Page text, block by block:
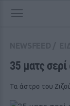
35 ματς
Τα άστρο του